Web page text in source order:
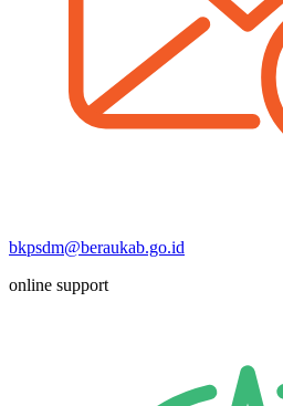
bkpsdm@beraukab.go.id
online support